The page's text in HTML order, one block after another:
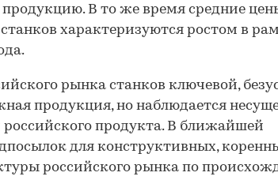
В то же время средние
характеризуются ростом в
рынка станков ключевой,
продукция, но наблюдается
российского продукта. В ближайшей
для конструктивных,
российского рынка по